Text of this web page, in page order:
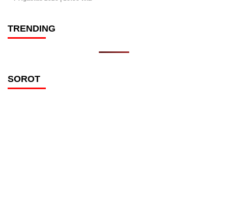
TRENDING
SOROT